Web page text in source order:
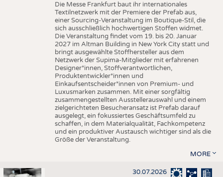
Die Messe Frankfurt baut ihr internationales
Textilnetzwerk mit der Premiere der Prefab aus,
einer Sourcing-Veranstaltung im Boutique-Stil, die
sich ausschließlich hochwertigen Stoffen widmet.
Die Veranstaltung findet vom 19. bis 20. Januar
2027 im Altman Building in New York City statt und
bringt ausgewählte Stoffhersteller aus dem
Netzwerk der Supima-Mitglieder mit erfahrenen
Designer*innen, Stoffverantwortlichen,
Produktentwickler*innen und
Einkaufsentscheider*innen von Premium- und
Luxusmarken zusammen. Mit einer sorgfältig
zusammengestellten Ausstellerauswahl und einem
zielgerichteten Besucheransatz ist Prefab darauf
ausgelegt, ein fokussiertes Geschäftsumfeld zu
schaffen, in dem Materialqualität, Fachkompetenz
und ein produktiver Austausch wichtiger sind als die
Größe der Veranstaltung.
MORE
30.07.2026